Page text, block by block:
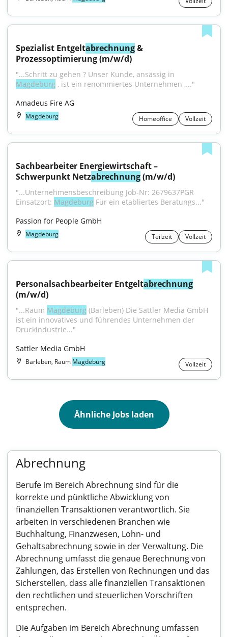
Spezialist Entgeltabrechnung &
Prozessoptimierung (m/w/d)
Magdeburg , ist ein renommiertes Unternehmen ,..."
Amadeus Fire AG
Magdeburg Homeoffice Vollzeit
Sachbearbeiter Energiewirtschaft –
Schwerpunkt Netzabrechnung (m/w/d)
"...Unternehmensbeschreibung Job-Nr: 2679637PGR
Einsatzort: Magdeburg Für ein etabliertes Beratungs..."
Passion for People GmbH
Magdeburg Teilzeit Vollzeit
Personalsachbearbeiter Entgeltabrechnung
(m/w/d)
"...Raum Magdeburg (Barleben) Die Sattler Media GmbH
ist ein innovatives und führendes Unternehmen der
Druckindustrie..."
Sattler Media GmbH
Barleben, Raum Magdeburg Vollzeit
Ähnliche Jobs laden
Abrechnung
Berufe im Bereich Abrechnung sind für die
korrekte und pünktliche Abwicklung von
finanziellen Transaktionen verantwortlich. Sie
arbeiten in verschiedenen Branchen wie
Buchhaltung, Finanzwesen, Lohn- und
Gehaltsabrechnung sowie in der Verwaltung. Die
Abrechnung umfasst die genaue Berechnung von
Zahlungen, das Erstellen von Rechnungen und das
Sicherstellen, dass alle finanziellen Transaktionen
den rechtlichen und steuerlichen Vorschriften
entsprechen.
Die Aufgaben im Bereich Abrechnung umfassen